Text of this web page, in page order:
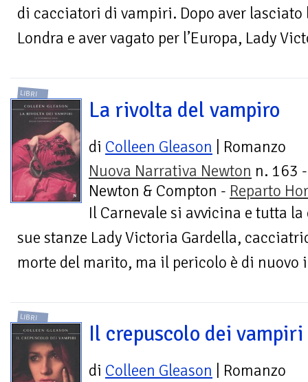
di cacciatori di vampiri. Dopo aver lasciato
Londra e aver vagato per l’Europa, Lady
LIBRI
La rivolta del vampiro
di Colleen Gleason | Romanzo
Nuova Narrativa Newton n. 163 -
Newton & Compton - Reparto
Il Carnevale si avvicina e tutta
sue stanze Lady Victoria Gardella,
morte del marito, ma il pericolo è di nuovo
LIBRI
Il crepuscolo dei vampiri
di Colleen Gleason | Romanzo